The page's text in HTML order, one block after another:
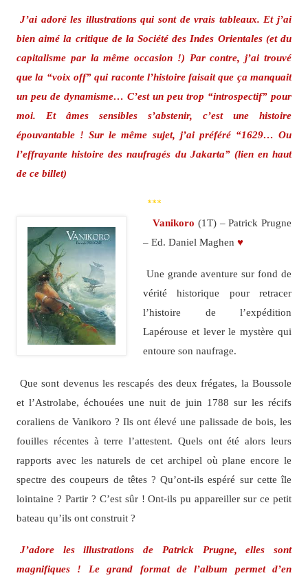
J’ai adoré les illustrations qui sont de vrais tableaux. Et j’ai
bien aimé la critique de la Société des Indes Orientales (et du
capitalisme par la même occasion !) Par contre, j’ai trouvé
que la “voix off” qui raconte l’histoire faisait que ça manquait
un peu de dynamisme… C’est un peu trop “introspectif” pour
moi. Et âmes sensibles s’abstenir, c’est une histoire
épouvantable ! Sur le même sujet, j’ai préféré “1629… Ou
l’effrayante histoire des naufragés du Jakarta” (lien en haut
de ce billet)
***
Vanikoro (1T) – Patrick Prugne
– Ed. Daniel Maghen ♥
Une grande aventure sur fond de
vérité historique pour retracer
l’histoire de l’expédition
Lapérouse et lever le mystère qui
entoure son naufrage.
Que sont devenus les rescapés des deux frégates, la Boussole
et l’Astrolabe, échouées une nuit de juin 1788 sur les récifs
coraliens de Vanikoro ? Ils ont élevé une palissade de bois, les
fouilles récentes à terre l’attestent. Quels ont été alors leurs
rapports avec les naturels de cet archipel où plane encore le
spectre des coupeurs de têtes ? Qu’ont-ils espéré sur cette île
lointaine ? Partir ? C’est sûr ! Ont-ils pu appareiller sur ce petit
bateau qu’ils ont construit ?
J’adore les illustrations de Patrick Prugne, elles sont
magnifiques ! Le grand format de l’album permet d’en